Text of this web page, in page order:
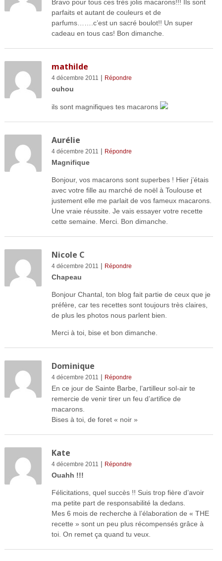
Bravo pour tous ces très jolis macarons!!! Ils sont
parfaits et autant de couleurs et de
parfums…….c’est un sacré boulot!! Un super
cadeau en tous cas! Bon dimanche.
mathilde
4 décembre 2011 | Répondre
ouhou
ils sont magnifiques tes macarons
Aurélie
4 décembre 2011 | Répondre
Magnifique
Bonjour, vos macarons sont superbes ! Hier j’étais
avec votre fille au marché de noël à Toulouse et
justement elle me parlait de vos fameux macarons.
Une vraie réussite. Je vais essayer votre recette
cette semaine. Merci. Bon dimanche.
Nicole C
4 décembre 2011 | Répondre
Chapeau
Bonjour Chantal, ton blog fait partie de ceux que je
préfère, car tes recettes sont toujours très claires,
de plus les photos nous parlent bien.
Merci à toi, bise et bon dimanche.
Dominique
4 décembre 2011 | Répondre
En ce jour de Sainte Barbe, l’artilleur sol-air te
remercie de venir tirer un feu d’artifice de
macarons.
Bises à toi, de foret « noir »
Kate
4 décembre 2011 | Répondre
Ouahh !!!
Félicitations, quel succès !! Suis trop fière d’avoir
ma petite part de responsabilité la dedans.
Mes 6 mois de recherche à l’élaboration de « THE
recette » sont un peu plus récompensés grâce à
toi. On remet ça quand tu veux.